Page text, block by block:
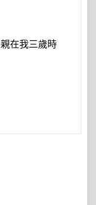
在我三歲時